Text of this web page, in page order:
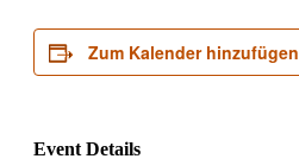
Zum Kalender hinzufügen
Event Details